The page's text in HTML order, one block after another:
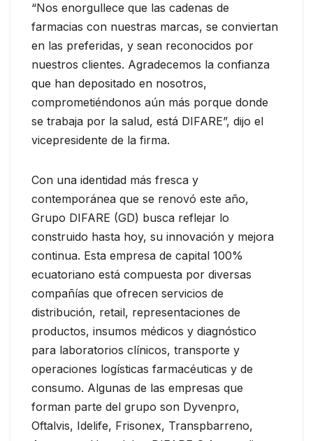
“Nos enorgullece que las cadenas de
farmacias con nuestras marcas, se conviertan
en las preferidas, y sean reconocidos por
nuestros clientes. Agradecemos la confianza
que han depositado en nosotros,
comprometiéndonos aún más porque donde
se trabaja por la salud, está DIFARE”, dijo el
vicepresidente de la firma.
Con una identidad más fresca y
contemporánea que se renovó este año,
Grupo DIFARE (GD) busca reflejar lo
construido hasta hoy, su innovación y mejora
continua. Esta empresa de capital 100%
ecuatoriano está compuesta por diversas
compañías que ofrecen servicios de
distribución, retail, representaciones de
productos, insumos médicos y diagnóstico
para laboratorios clínicos, transporte y
operaciones logísticas farmacéuticas y de
consumo. Algunas de las empresas que
forman parte del grupo son Dyvenpro,
Oftalvis, Idelife, Frisonex, Transpbarreno,